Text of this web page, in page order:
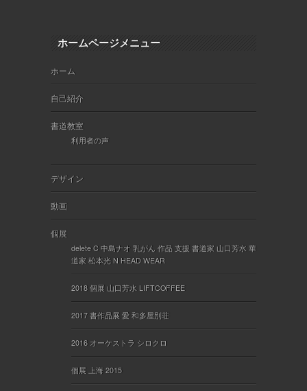
ホームページメニュー
ホーム
自己紹介
書道教室
利用者の声
デザイン
動画
個展
delete C 中島ナオ 乳がん 作品 支援 書道家 山口芳水 華
道家 松本光 N HEAD WEAR
2018 個展 山口芳水 LIFTCOFFEE
2017 書作品展 愛 和多屋別荘
2016 オーケストラ シロクロ
個展 上海 2015